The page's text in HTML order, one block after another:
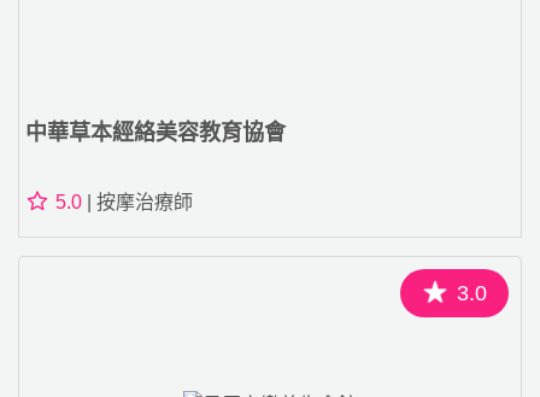
中華草本經絡美容教育協會
5.0 | 按摩治療師
3.0